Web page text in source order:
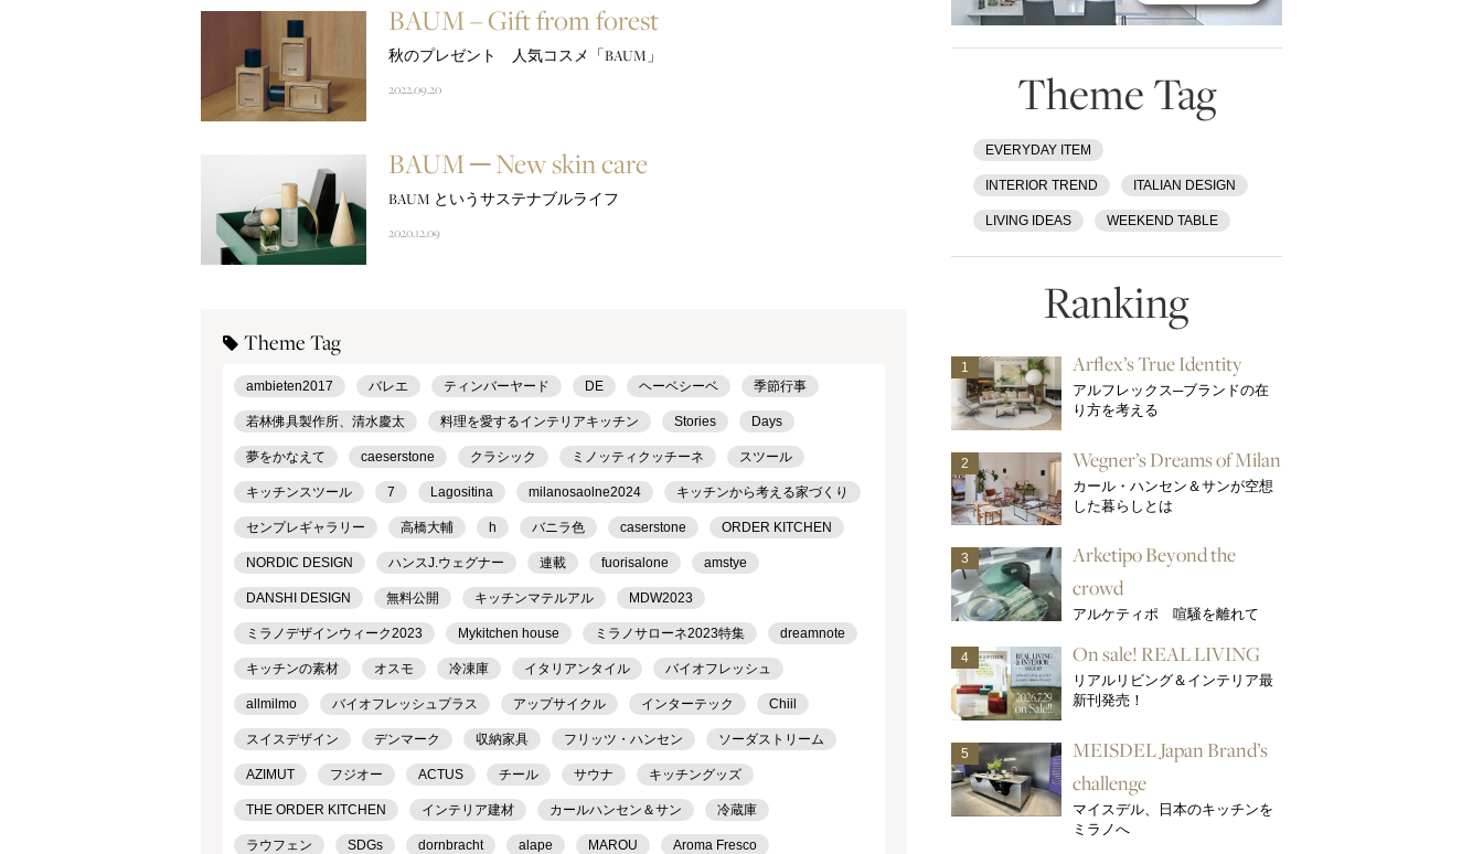
BAUM – Gift from forest
秋のプレゼント 人気コスメ「BAUM」
2022.09.20
BAUM ─ New skin care
BAUM というサステナブルライフ
2020.12.09
Theme Tag
ambieten2017 バレエ ティンバーヤード DE ヘーベシーベ 季節行事
若林佛具製作所、清水慶太 料理を愛するインテリアキッチン Stories Days
夢をかなえて caeserstone クラシック ミノッティクッチーネ スツール
キッチンスツール 7 Lagositina milanosaolne2024 キッチンから考える家づくり
センプレギャラリー 高橋大輔 h バニラ色 caserstone ORDER KITCHEN
NORDIC DESIGN ハンスJ.ウェグナー 連載 fuorisalone amstye
DANSHI DESIGN 無料公開 キッチンマテルアル MDW2023
ミラノデザインウィーク2023 Mykitchen house ミラノサローネ2023特集 dreamnote
キッチンの素材 オスモ 冷凍庫 イタリアンタイル バイオフレッシュ
allmilmo バイオフレッシュプラス アップサイクル インターテック Chiil
スイスデザイン デンマーク 収納家具 フリッツ・ハンセン ソーダストリーム
AZIMUT フジオー ACTUS チール サウナ キッチングッズ
THE ORDER KITCHEN インテリア建材 カールハンセン＆サン 冷蔵庫
ラウフェン SDGs dornbracht alape MAROU Aroma Fresco
Theme Tag
EVERYDAY ITEM
INTERIOR TREND ITALIAN DESIGN
LIVING IDEAS WEEKEND TABLE
Ranking
1 Arflex’s True Identity
アルフレックス─ブランドの在
り方を考える
2 Wegner’s Dreams of Milan
カール・ハンセン＆サンが空想
した暮らしとは
3
Arketipo Beyond the
crowd
アルケティポ 喧騒を離れて
4 On sale! REAL LIVING
リアルリビング＆インテリア最
新刊発売！
5
MEISDEL Japan Brand’s
challenge
マイスデル、日本のキッチンを
ミラノへ